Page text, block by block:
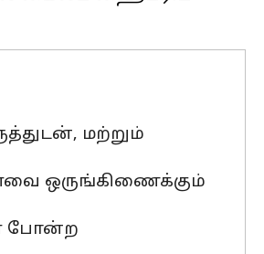
மற்றும்
ஒருங்கிணைக்கும்
போன்ற